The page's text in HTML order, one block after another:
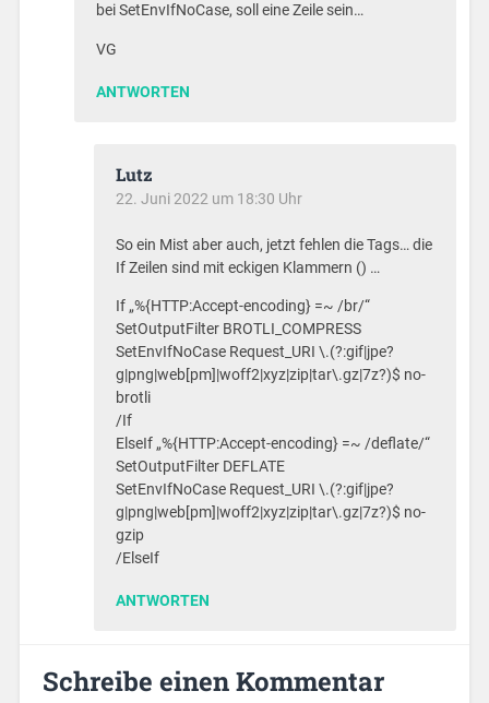
bei SetEnvIfNoCase, soll eine Zeile sein…
VG
ANTWORTEN
Lutz
22. Juni 2022 um 18:30 Uhr
So ein Mist aber auch, jetzt fehlen die Tags… die
If Zeilen sind mit eckigen Klammern () …
If „%{HTTP:Accept-encoding} =~ /br/“
SetOutputFilter BROTLI_COMPRESS
SetEnvIfNoCase Request_URI \.(?:gif|jpe?
g|png|web[pm]|woff2|xyz|zip|tar\.gz|7z?)$ no-
brotli
/If
ElseIf „%{HTTP:Accept-encoding} =~ /deflate/“
SetOutputFilter DEFLATE
SetEnvIfNoCase Request_URI \.(?:gif|jpe?
g|png|web[pm]|woff2|xyz|zip|tar\.gz|7z?)$ no-
gzip
/ElseIf
ANTWORTEN
Schreibe einen Kommentar